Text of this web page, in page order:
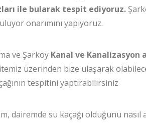
ile bularak tespit ediyoruz.
onarımını yapıyoruz.
ve Şarköy Kanal ve
üzerinden bize ulaşarak
tespitini yaptırabilirsiniz
dairemde su kaçağı olduğunu nasıl